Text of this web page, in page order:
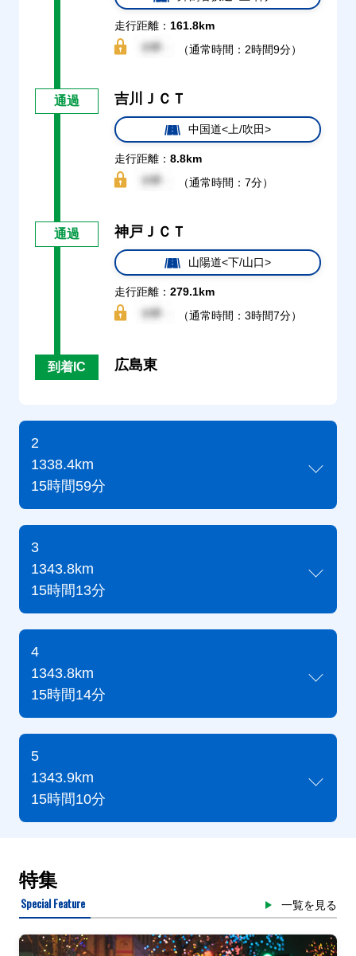
走行距離： 161.8km
（通常時間：2時間9分）
通過 吉川ＪＣＴ
中国道<上/吹田>
走行距離： 8.8km
（通常時間：7分）
通過 神戸ＪＣＴ
山陽道<下/山口>
走行距離： 279.1km
（通常時間：3時間7分）
到着IC 広島東
2
1338.4km
15時間59分
3
1343.8km
15時間13分
4
1343.8km
15時間14分
5
1343.9km
15時間10分
特集
Special Feature 一覧を見る